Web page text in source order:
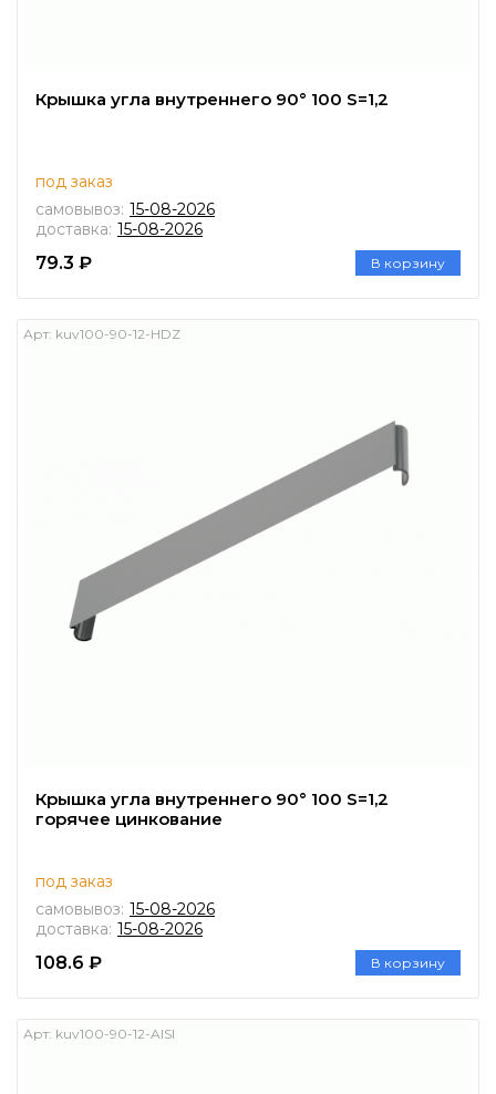
Крышка угла внутреннего 90° 100 S=1,2
под заказ
самовывоз: 15-08-2026
доставка: 15-08-2026
79.3 ₽ В корзину
Крышка угла внутреннего 90° 100 S=1,2
горячее цинкование
Арт: kuv100-90-12-HDZ
под заказ
самовывоз: 15-08-2026
доставка: 15-08-2026
108.6 ₽ В корзину
Арт: kuv100-90-12-AISI